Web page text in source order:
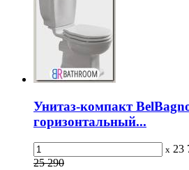
Унитаз-компакт
горизонтальный...
x 23
25 290